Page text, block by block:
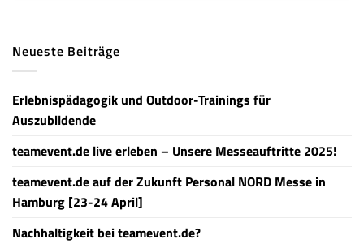
Neueste Beiträge
Erlebnispädagogik und Outdoor-Trainings für
Auszubildende
teamevent.de live erleben – Unsere Messeauftritte 2025!
teamevent.de auf der Zukunft Personal NORD Messe in
Hamburg [23-24 April]
Nachhaltigkeit bei teamevent.de?